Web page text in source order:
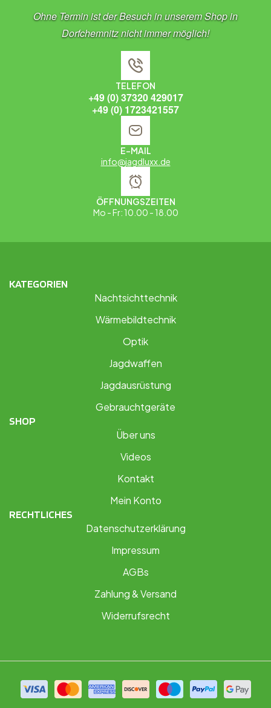
Ohne Termin ist der Besuch in unserem Shop in
Dorfchemnitz nicht immer möglich!
TELEFON
+49 (0) 37320 429017
+49 (0) 1723421557
E-MAIL
info@jagdluxx.de
ÖFFNUNGSZEITEN
Mo - Fr: 10.00 - 18.00
KATEGORIEN
Nachtsichttechnik
Wärmebildtechnik
Optik
Jagdwaffen
Jagdausrüstung
Gebrauchtgeräte
SHOP
Über uns
Videos
Kontakt
Mein Konto
RECHTLICHES
Datenschutzerklärung
Impressum
AGBs
Zahlung & Versand
Widerrufsrecht